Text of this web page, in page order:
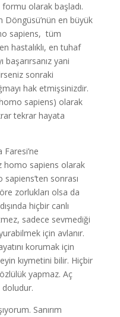
olarak başladı.
en büyük
sapiens, tüm
hastalıklı, en tuhaf
yani
sonraki
hak etmişsinizdir.
sapiens) olarak
tekrar hayata
homo sapiens olarak
sonrası
zorlukları olsa da
hiçbir canlı
sadece sevmediği
için avlanır.
korumak için
kıymetini bilir. Hiçbir
yapmaz. Aç
doludur.
Sanırım